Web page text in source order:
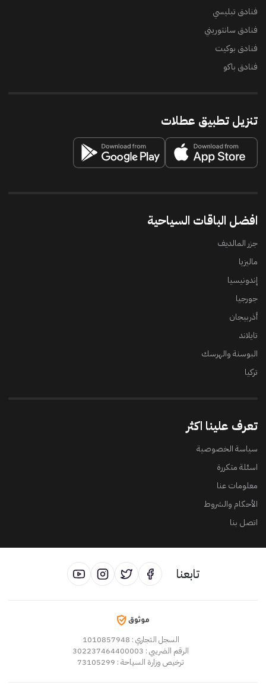
فنادق تبليسي
فنادق سانتوريني
فنادق بوكيت
فنادق باكو
تنزيل تطبيق عطلات
افضل الباقات السياحية
جزر المالديف
ماليزيا
إندونيسيا
جورجيا
أذربيجان
تايلاند
البوسنة والهرسك
تركيا
تعرف علينا اكثر
سياسة الخصوصية
اسئلة متكررة
معلومات عنا
الأحكام والشروط
اتصل بنا
تابعنا
السجل التجاري : 1010857948
الرقم الضريبي : 302237464400003
ترخيص وزارة السياحة : 73105299